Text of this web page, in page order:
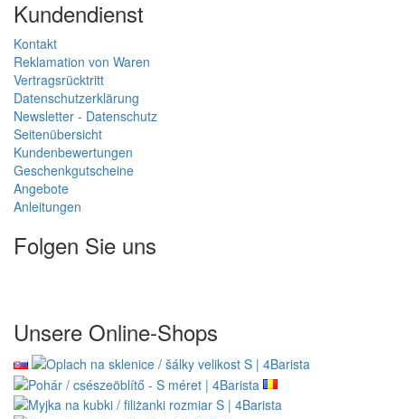
Cafelat, Wacaco, Sealpod und
Rückgabe der Waren
bis 14 Tagen
Gratis Lieferung
bei Einkauf ab 80,00 €
Informationen
Warenrückgabe
Rezension für unseren Online-Shop
AGB
Großhandel
OekoKapseln.de = 4Barista.de
Wacaco – autorisierter Verkäufer
Cafelat Robot – autorisierter Verkäufer